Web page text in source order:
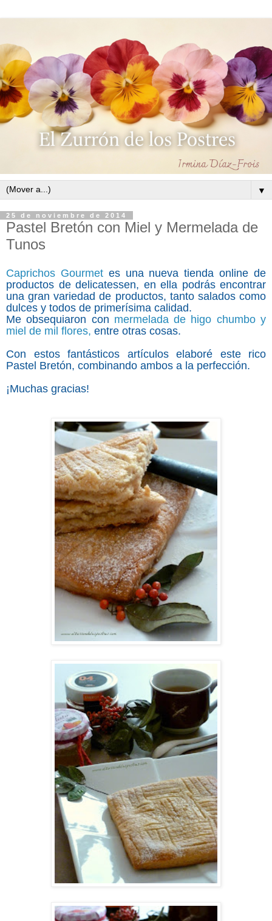
▼
25 de noviembre de 2014
Pastel Bretón con Miel y Mermelada de
Tunos
Caprichos Gourmetes una nueva tienda online de
productos de delicatessen, en ella podrás encontrar
una gran variedad de productos, tanto salados como
dulces y todos de primerísima calidad.
Me obsequiaron con mermelada de higo chumbo y
miel de mil flores, entre otras cosas.
Con estos fantásticos artículos elaboré este rico
Pastel Bretón, combinando ambos a la perfección.
¡Muchas gracias!